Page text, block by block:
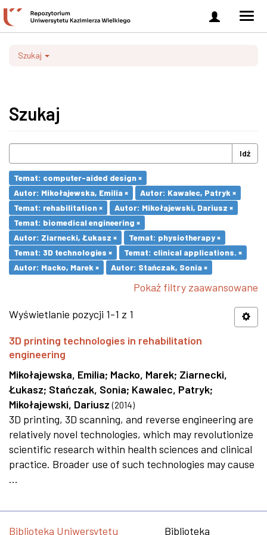
Zaloguj
się
Szukaj
Szukaj
Idź
Temat: computer-aided design ×
Autor: Mikołajewska, Emilia ×
Autor: Kawalec, Patryk ×
Temat: rehabilitation ×
Autor: Mikołajewski, Dariusz ×
Temat: biomedical engineering ×
Autor: Ziarnecki, Łukasz ×
Temat: physiotherapy ×
Temat: 3D technologies ×
Temat: clinical applications. ×
Autor: Macko, Marek ×
Autor: Stańczak, Sonia ×
Pokaż filtry zaawansowane
Wyświetlanie pozycji 1-1 z 1
3D printing technologies in rehabilitation
engineering
Mikołajewska, Emilia; Macko, Marek; Ziarnecki,
Łukasz; Stańczak, Sonia; Kawalec, Patryk;
Mikołajewski, Dariusz (2014)
3D printing, 3D scanning, and reverse engineering are
relatively novel technologies, which may revolutionize
scientific research within health sciences and clinical
practice. Broader use of such technologies may cause
...
Biblioteka Uniwersytetu Biblioteka